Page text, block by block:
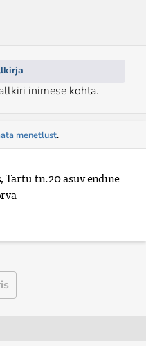
allkiri inimese kohta.
menetlust.
Tartu tn.20 asuv endine